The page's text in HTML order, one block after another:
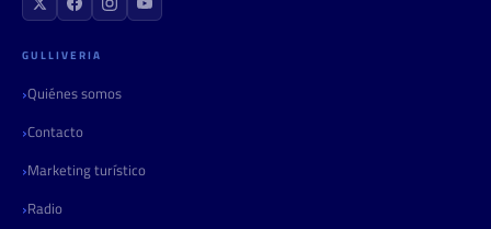
GULLIVERIA
Quiénes somos
Contacto
Marketing turístico
Radio